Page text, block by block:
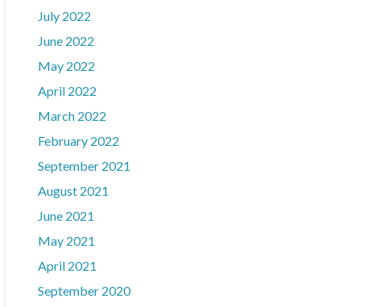
July 2022
June 2022
May 2022
April 2022
March 2022
February 2022
September 2021
August 2021
June 2021
May 2021
April 2021
September 2020